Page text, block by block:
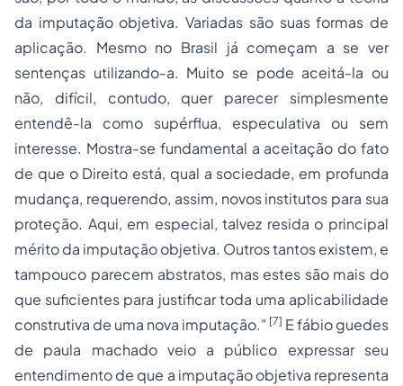
da imputação objetiva. Variadas são suas formas de
aplicação. Mesmo no Brasil já começam a se ver
sentenças utilizando-a. Muito se pode aceitá-la ou
não, difícil, contudo, quer parecer simplesmente
entendê-la como supérflua, especulativa ou sem
interesse. Mostra-se fundamental a aceitação do fato
de que o Direito está, qual a sociedade, em profunda
mudança, requerendo, assim, novos institutos para sua
proteção. Aqui, em especial, talvez resida o principal
mérito da imputação objetiva. Outros tantos existem, e
tampouco parecem abstratos, mas estes são mais do
que suficientes para justificar toda uma aplicabilidade
construtiva de uma nova imputação." [7] E fábio guedes
de paula machado veio a público expressar seu
entendimento de que a imputação objetiva representa